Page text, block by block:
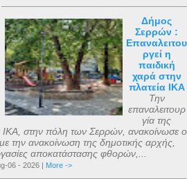
Δήμος
Σερρών :
Επαναλειτου
ργεί η
παιδική
χαρά στην
πλατεία ΙΚΑ
Την
επαναλειτουρ
γία της
ΙΚΑ, στην πόλη των Σερρών, ανακοίνωσε ο
ανακοίνωση της δημοτικής αρχής,
αποκατάστασης φθορών,...
06 - 2026 | More ->